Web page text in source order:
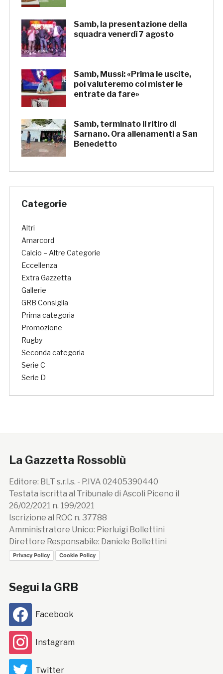
Samb, la presentazione della
squadra venerdì 7 agosto
Samb, Mussi: «Prima le uscite,
poi valuteremo col mister le
entrate da fare»
Samb, terminato il ritiro di
Sarnano. Ora allenamenti a San
Benedetto
Categorie
Altri
Amarcord
Calcio – Altre Categorie
Eccellenza
Extra Gazzetta
Gallerie
GRB Consiglia
Prima categoria
Promozione
Rugby
Seconda categoria
Serie C
Serie D
La Gazzetta Rossoblù
Editore: BLT s.r.l.s. - P.IVA 02405390440
Testata iscritta al Tribunale di Ascoli Piceno il
26/02/2021 n. 199/2021
Iscrizione al ROC n. 37788
Amministratore Unico: Pierluigi Bollettini
Direttore Responsabile: Daniele Bollettini
Privacy Policy Cookie Policy
Segui la GRB
Facebook
Instagram
Twitter